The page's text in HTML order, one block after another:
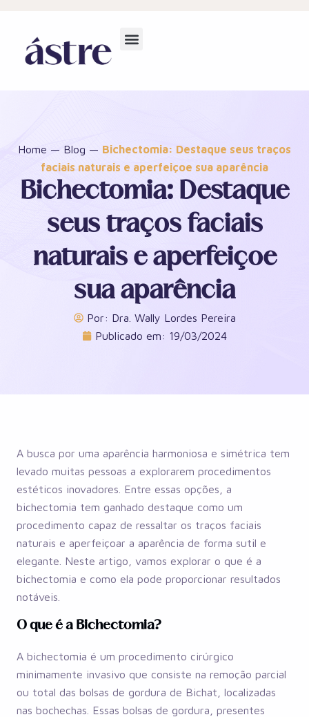
Home — Blog — Bichectomia: Destaque seus traços
faciais naturais e aperfeiçoe sua aparência
Bichectomia: Destaque
seus traços faciais
naturais e aperfeiçoe
sua aparência
Por: Dra. Wally Lordes Pereira
Publicado em: 19/03/2024
A busca por uma aparência harmoniosa e simétrica tem
levado muitas pessoas a explorarem procedimentos
estéticos inovadores. Entre essas opções, a
bichectomia tem ganhado destaque como um
procedimento capaz de ressaltar os traços faciais
naturais e aperfeiçoar a aparência de forma sutil e
elegante. Neste artigo, vamos explorar o que é a
bichectomia e como ela pode proporcionar resultados
notáveis.
O que é a Bichectomia?
A bichectomia é um procedimento cirúrgico
minimamente invasivo que consiste na remoção parcial
ou total das bolsas de gordura de Bichat, localizadas
nas bochechas. Essas bolsas de gordura, presentes